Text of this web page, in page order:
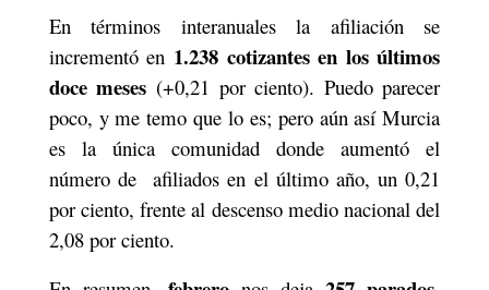
En términos interanuales la afiliación se
incrementó en 1.238 cotizantes en los últimos
doce meses (+0,21 por ciento). Puedo parecer
poco, y me temo que lo es; pero aún así Murcia
es la única comunidad donde aumentó el
número de
afiliados en el último año, un 0,21
por ciento, frente al descenso medio nacional del
2,08 por ciento.